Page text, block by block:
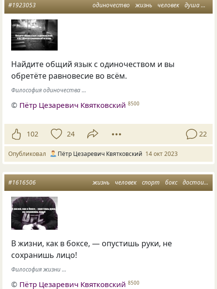
одиночество жизнь человек душа
#1923053
Найдите общий язык с одиночеством и вы
обретёте равновесие во всём.
Философия одиночества ...
© Пётр Цезаревич Квятковский 8500
102 24 22
Опубликовал Пётр Цезаревич Квятковский 14 окт 2023
жизнь человек спорт бокс достоинства и недостатки
#1616506
В жизни, как в боксе, — опустишь руки, не
сохранишь лицо!
Философия жизни ...
© Пётр Цезаревич Квятковский 8500